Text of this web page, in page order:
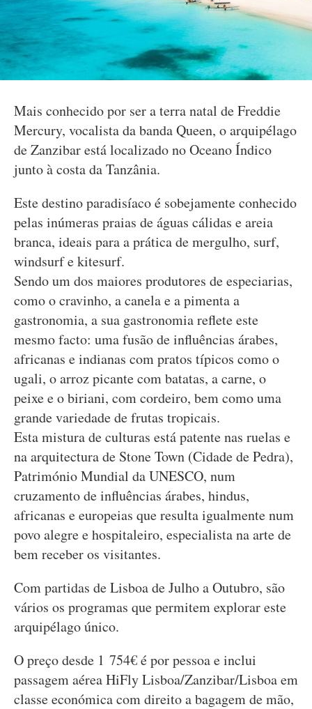
Mais conhecido por ser a terra natal de Freddie
Mercury, vocalista da banda Queen, o arquipélago
de Zanzibar está localizado no Oceano Índico
junto à costa da Tanzânia.
Este destino paradisíaco é sobejamente conhecido
pelas inúmeras praias de águas cálidas e areia
branca, ideais para a prática de mergulho, surf,
windsurf e kitesurf.
Sendo um dos maiores produtores de especiarias,
como o cravinho, a canela e a pimenta a
gastronomia, a sua gastronomia reflete este
mesmo facto: uma fusão de influências árabes,
africanas e indianas com pratos típicos como o
ugali, o arroz picante com batatas, a carne, o
peixe e o biriani, com cordeiro, bem como uma
grande variedade de frutas tropicais.
Esta mistura de culturas está patente nas ruelas e
na arquitectura de Stone Town (Cidade de Pedra),
Património Mundial da UNESCO, num
cruzamento de influências árabes, hindus,
africanas e europeias que resulta igualmente num
povo alegre e hospitaleiro, especialista na arte de
bem receber os visitantes.
Com partidas de Lisboa de Julho a Outubro, são
vários os programas que permitem explorar este
arquipélago único.
O preço desde 1 754€ é por pessoa e inclui
passagem aérea HiFly Lisboa/Zanzibar/Lisboa em
classe económica com direito a bagagem de mão,